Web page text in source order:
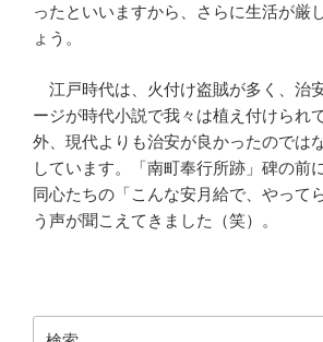
ったといいますから、さらに生活が厳
ょう。
江戸時代は、火付け盗賊が多く、治
ージが時代小説で我々は植え付けられ
外、現代よりも治安が良かったのでは
しています。「南町奉行所跡」碑の前
同心たちの「こんな安月給で、やって
う声が聞こえてきました（笑）。